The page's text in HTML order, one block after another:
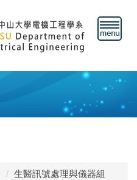
生醫訊號處理與儀器組